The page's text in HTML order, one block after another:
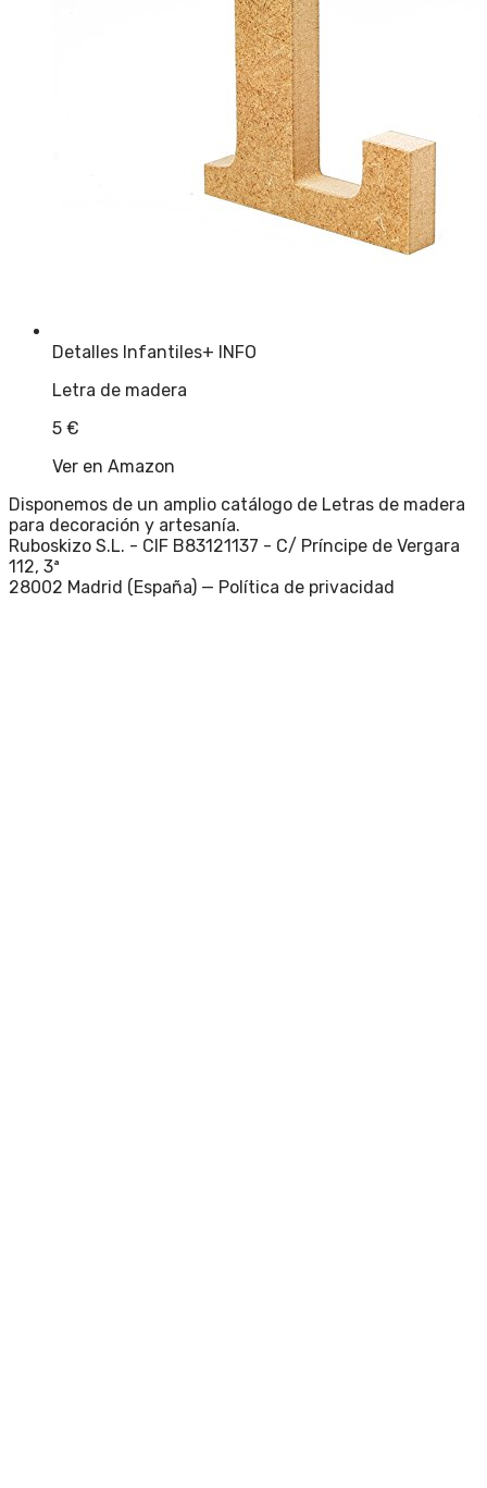
Detalles Infantiles+ INFO
Letra de madera
5 €
Ver en Amazon
Disponemos de un amplio catálogo de Letras de madera
para decoración y artesanía.
Ruboskizo S.L. - CIF B83121137 - C/ Príncipe de Vergara
112, 3ª
28002 Madrid (España) — Política de privacidad